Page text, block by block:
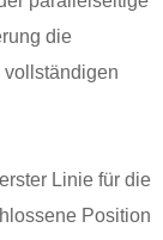
die
Linie für die
Position